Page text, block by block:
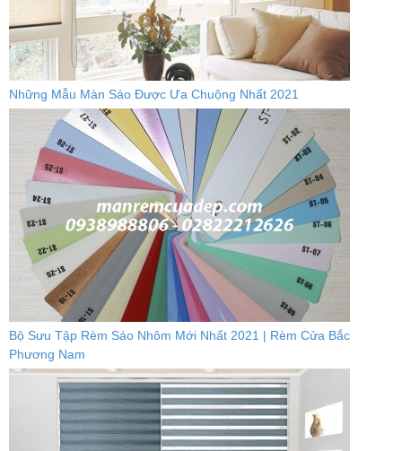
Những Mẫu Màn Sáo Được Ưa Chuộng Nhất 2021
Bộ Sưu Tập Rèm Sáo Nhôm Mới Nhất 2021 | Rèm Cửa Bắc
Phương Nam